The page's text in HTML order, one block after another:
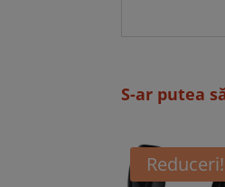
S-ar putea
Reduceri!